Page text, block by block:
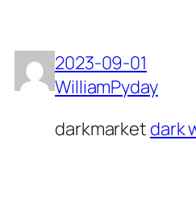
2023-09-01
WilliamPyday
darkmarket dark